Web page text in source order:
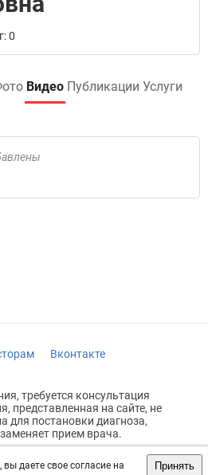
даете свое согласие на
Принять
0
Видео Публикации Услуги
Вконтакте
требуется консультация
представленная на сайте, не
для постановки диагноза,
прием врача.